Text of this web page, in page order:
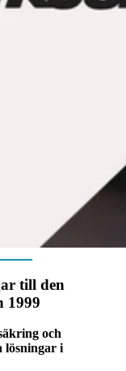
till den
1999
och
lösningar i